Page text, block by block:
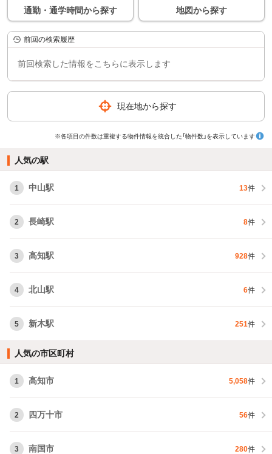
通勤・通学時間から探す 地図から探す
前回の検索履歴
前回検索した情報をこちらに表示します
現在地から探す
※各項目の件数は重複する物件情報を統合した「物件数」を表示しています
人気の駅
1 中山駅 13件
2 長崎駅 8件
3 高知駅 928件
4 北山駅 6件
5 新木駅 251件
人気の市区町村
1 高知市 5,058件
2 四万十市 56件
3 南国市 280件